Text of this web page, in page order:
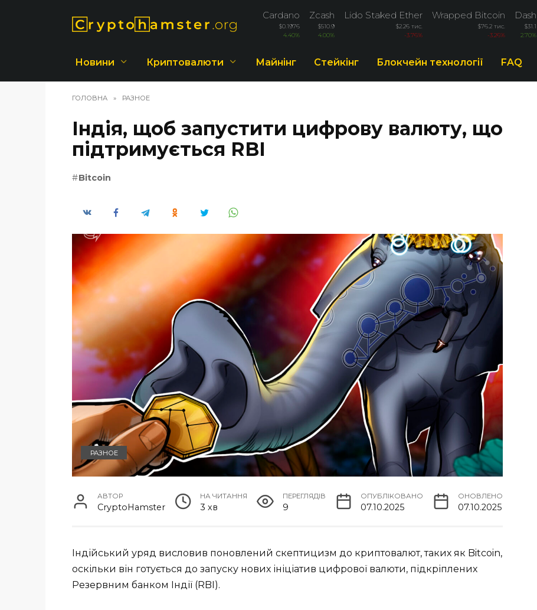
Cardano
$0.1976
4.40%
Zcash
$510.9
4.00%
Lido Staked Ether
$2.26 тис.
-3.76%
Wrapped Bitcoin
$76.2 тис.
-3.26%
Dash
$31.1
2.70%
Новини Криптовалюти Майнінг Стейкінг Блокчейн технології FAQ
ГОЛОВНА » РАЗНОЕ
Індія, щоб запустити цифрову валюту, що
підтримується RBI
Bitcoin
РАЗНОЕ
АВТОР
CryptoHamster
НА ЧИТАННЯ
3 хв
ПЕРЕГЛЯДІВ
9
ОПУБЛІКОВАНО
07.10.2025
ОНОВЛЕНО
07.10.2025
Індійський уряд висловив поновлений скептицизм до криптовалют, таких як Bitcoin,
оскільки він готується до запуску нових ініціатив цифрової валюти, підкріплених
Резервним банком Індії (RBI).